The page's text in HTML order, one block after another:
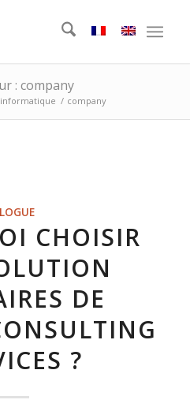
: company
/ company
CHOISIR
DE
?